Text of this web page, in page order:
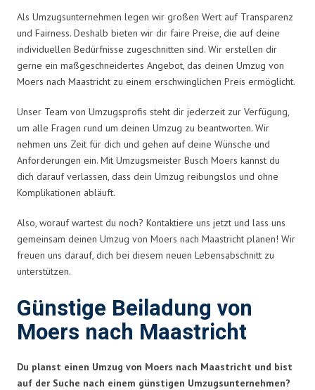
Als Umzugsunternehmen legen wir großen Wert auf Transparenz
und Fairness. Deshalb bieten wir dir faire Preise, die auf deine
individuellen Bedürfnisse zugeschnitten sind. Wir erstellen dir
gerne ein maßgeschneidertes Angebot, das deinen Umzug von
Moers nach Maastricht zu einem erschwinglichen Preis ermöglicht.
Unser Team von Umzugsprofis steht dir jederzeit zur Verfügung,
um alle Fragen rund um deinen Umzug zu beantworten. Wir
nehmen uns Zeit für dich und gehen auf deine Wünsche und
Anforderungen ein. Mit Umzugsmeister Busch Moers kannst du
dich darauf verlassen, dass dein Umzug reibungslos und ohne
Komplikationen abläuft.
Also, worauf wartest du noch? Kontaktiere uns jetzt und lass uns
gemeinsam deinen Umzug von Moers nach Maastricht planen! Wir
freuen uns darauf, dich bei diesem neuen Lebensabschnitt zu
unterstützen.
Günstige Beiladung von
Moers nach Maastricht
Du planst einen Umzug von Moers nach Maastricht und bist
auf der Suche nach einem günstigen Umzugsunternehmen?